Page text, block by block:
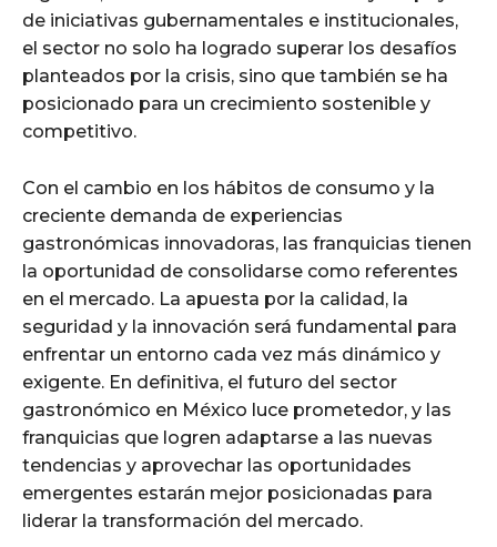
de iniciativas gubernamentales e institucionales,
el sector no solo ha logrado superar los desafíos
planteados por la crisis, sino que también se ha
posicionado para un crecimiento sostenible y
competitivo.
Con el cambio en los hábitos de consumo y la
creciente demanda de experiencias
gastronómicas innovadoras, las franquicias tienen
la oportunidad de consolidarse como referentes
en el mercado. La apuesta por la calidad, la
seguridad y la innovación será fundamental para
enfrentar un entorno cada vez más dinámico y
exigente. En definitiva, el futuro del sector
gastronómico en México luce prometedor, y las
franquicias que logren adaptarse a las nuevas
tendencias y aprovechar las oportunidades
emergentes estarán mejor posicionadas para
liderar la transformación del mercado.